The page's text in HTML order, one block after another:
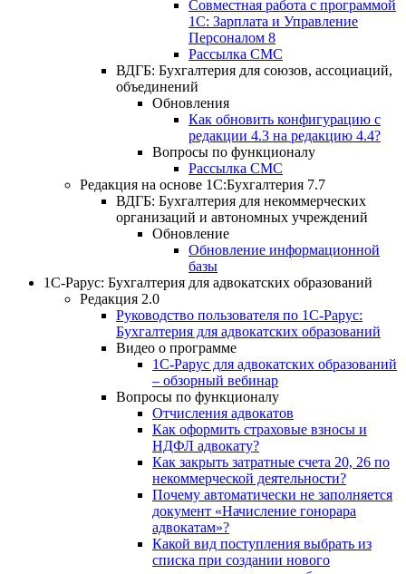
Совместная работа с программой
1С: Зарплата и Управление
Персоналом 8
Рассылка СМС
ВДГБ: Бухгалтерия для союзов, ассоциаций,
объединений
Обновления
Как обновить конфигурацию с
редакции 4.3 на редакцию 4.4?
Вопросы по функционалу
Рассылка СМС
Редакция на основе 1С:Бухгалтерия 7.7
ВДГБ: Бухгалтерия для некоммерческих
организаций и автономных учреждений
Обновление
Обновление информационной
базы
1С-Рарус: Бухгалтерия для адвокатских образований
Редакция 2.0
Руководство пользователя по 1С-Рарус:
Бухгалтерия для адвокатских образований
Видео о программе
1С-Рарус для адвокатских образований
– обзорный вебинар
Вопросы по функционалу
Отчисления адвокатов
Как оформить страховые взносы и
НДФЛ адвокату?
Как закрыть затратные счета 20, 26 по
некоммерческой деятельности?
Почему автоматически не заполняется
документ «Начисление гонорара
адвокатам»?
Какой вид поступления выбрать из
списка при создании нового